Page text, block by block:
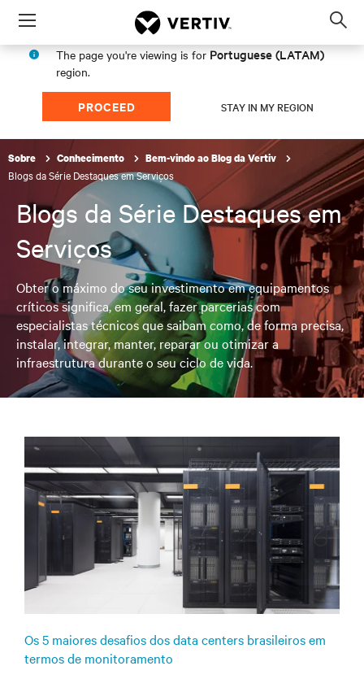
Menu
The page you're viewing is for Portuguese (LATAM)
region.
PROCEED STAY IN MY REGION
Sobre Conhecimento Bem-vindo ao Blog da Vertiv
Blogs da Série Destaques em Serviços
Blogs da Série Destaques em
Serviços
Obter o máximo do seu investimento em equipamentos
críticos significa, em geral, fazer parcerias com
especialistas técnicos que saibam como, de forma precisa,
instalar, integrar, manter, reparar ou otimizar a
infraestrutura durante o seu ciclo de vida.
Os 5 maiores desafios dos data centers brasileiros em
termos de monitoramento